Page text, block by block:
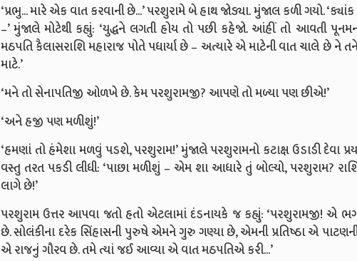
‘પ્રભુ... મારે એક વાત કરવાની છે...’ પરશુરામે બે હાથ જોડ્યા. મુંજાલ કળી ગયો.
–’ મુંજાલે મોટેથી કહ્યું: ‘યુદ્ધને લગતી હોય તો પછી કહેજો. આંહીં તો આવતી
મઠપતિ કૈલાસરાશિ મહારાજ પોતે પધાર્યા છે – અત્યારે એ માટેની વાત ચાલે છે ને
માટે.’
‘મને તો સેનાપતિજી ઓળખે છે. કેમ પરશુરામજી? આપણે તો મળ્યા પણ છીએ!’
‘અને હજી પણ મળીશું!’
‘હમણાં તો હંમેશા મળવું પડશે, પરશુરામ!’ મુંજાલે પરશુરામનો કટાક્ષ ઉડાડી દેવા
વસ્તુ તરત પકડી લીધી: ‘પાછા મળીશું – એમ શા આધારે તું બોલ્યો, પરશુરામ?
લાગે છે!’
પરશુરામ ઉત્તર આપવા જતો હતો એટલામાં દંડનાયકે જ કહ્યું: ‘પરશુરામજી! એ
છે. સોલંકીના દરેક સિંહાસની પુરુષે એમને ગુરુ ગણ્યા છે, એમની પ્રતિષ્ઠા એ
એ રાજનું ગૌરવ છે. તમે ત્યાં જઈ આવ્યા એ વાત મઠપતિએ કરી...’